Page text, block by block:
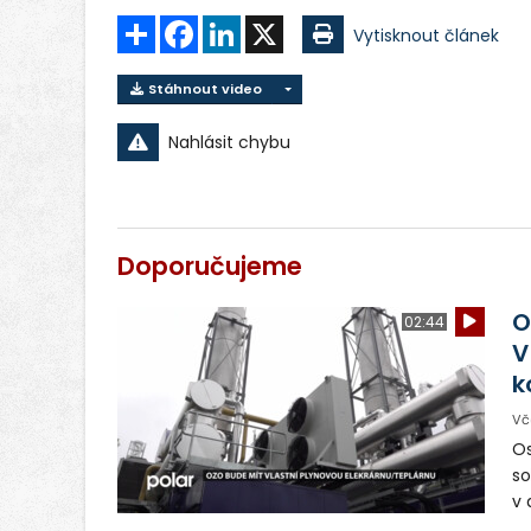
Sdílet FacebookLinkedIn Vytisknout článek
Stáhnout video
Nahlásit chybu
Doporučujeme
02:44
v